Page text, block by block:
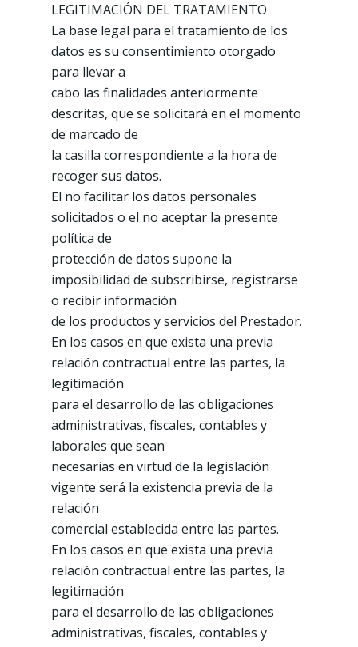
LEGITIMACIÓN DEL TRATAMIENTO
La base legal para el tratamiento de los
datos es su consentimiento otorgado
para llevar a
cabo las finalidades anteriormente
descritas, que se solicitará en el momento
de marcado de
la casilla correspondiente a la hora de
recoger sus datos.
El no facilitar los datos personales
solicitados o el no aceptar la presente
política de
protección de datos supone la
imposibilidad de subscribirse, registrarse
o recibir información
de los productos y servicios del Prestador.
En los casos en que exista una previa
relación contractual entre las partes, la
legitimación
para el desarrollo de las obligaciones
administrativas, fiscales, contables y
laborales que sean
necesarias en virtud de la legislación
vigente será la existencia previa de la
relación
comercial establecida entre las partes.
En los casos en que exista una previa
relación contractual entre las partes, la
legitimación
para el desarrollo de las obligaciones
administrativas, fiscales, contables y